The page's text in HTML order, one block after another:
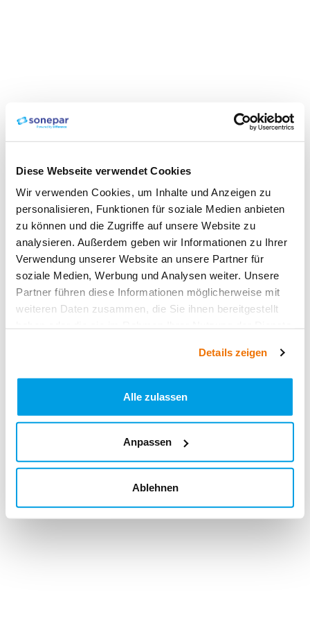
Diese Webseite verwendet Cookies
Wir verwenden Cookies, um Inhalte und Anzeigen zu
personalisieren, Funktionen für soziale Medien anbieten
zu können und die Zugriffe auf unsere Website zu
analysieren. Außerdem geben wir Informationen zu Ihrer
Verwendung unserer Website an unsere Partner für
soziale Medien, Werbung und Analysen weiter. Unsere
Partner führen diese Informationen möglicherweise mit
weiteren Daten zusammen, die Sie ihnen bereitgestellt
Details zeigen
Alle zulassen
Anpassen
Ablehnen